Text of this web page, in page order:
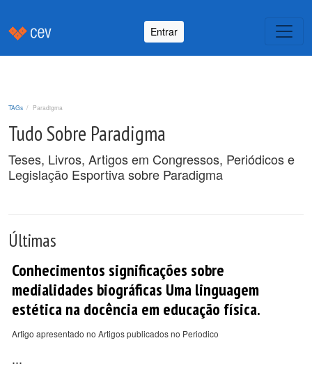
Entrar
TAGs Paradigma
Tudo Sobre Paradigma
Teses, Livros, Artigos em Congressos, Periódicos e
Legislação Esportiva sobre Paradigma
Últimas
Conhecimentos significações sobre
medialidades biográficas Uma linguagem
estética na docência em educação física.
Artigo apresentado no Artigos publicados no Periodico
...